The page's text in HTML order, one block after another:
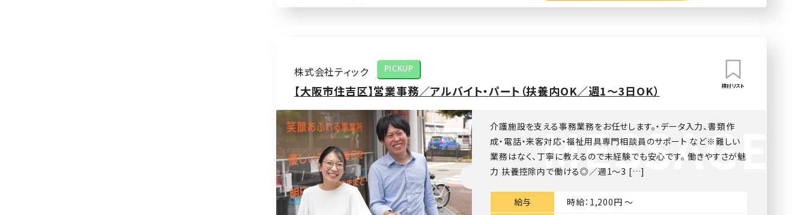
株式会社ティック PICKUP
【大阪市住吉区】営業事務／アルバイト・パート（扶養内OK／週1〜3日OK） 検討リスト
介護施設を支える事務業務をお任せします。・データ入力、書類作
成・電話・来客対応・福祉用具専門相談員のサポート など※難しい
業務はなく、丁寧に教えるので未経験でも安心です。 働きやすさが魅
力 扶養控除内で働ける◎／週1〜3 […]
給与 時給：1,200円 〜